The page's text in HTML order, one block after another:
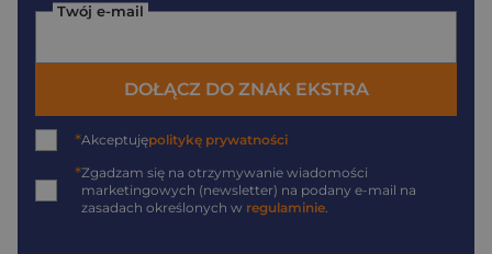
Twój e-mail
DOŁĄCZ DO ZNAK EKSTRA
*Akceptujępolitykę prywatności
*Zgadzam się na otrzymywanie wiadomości
marketingowych (newsletter) na podany e-mail na
zasadach określonych w regulaminie.